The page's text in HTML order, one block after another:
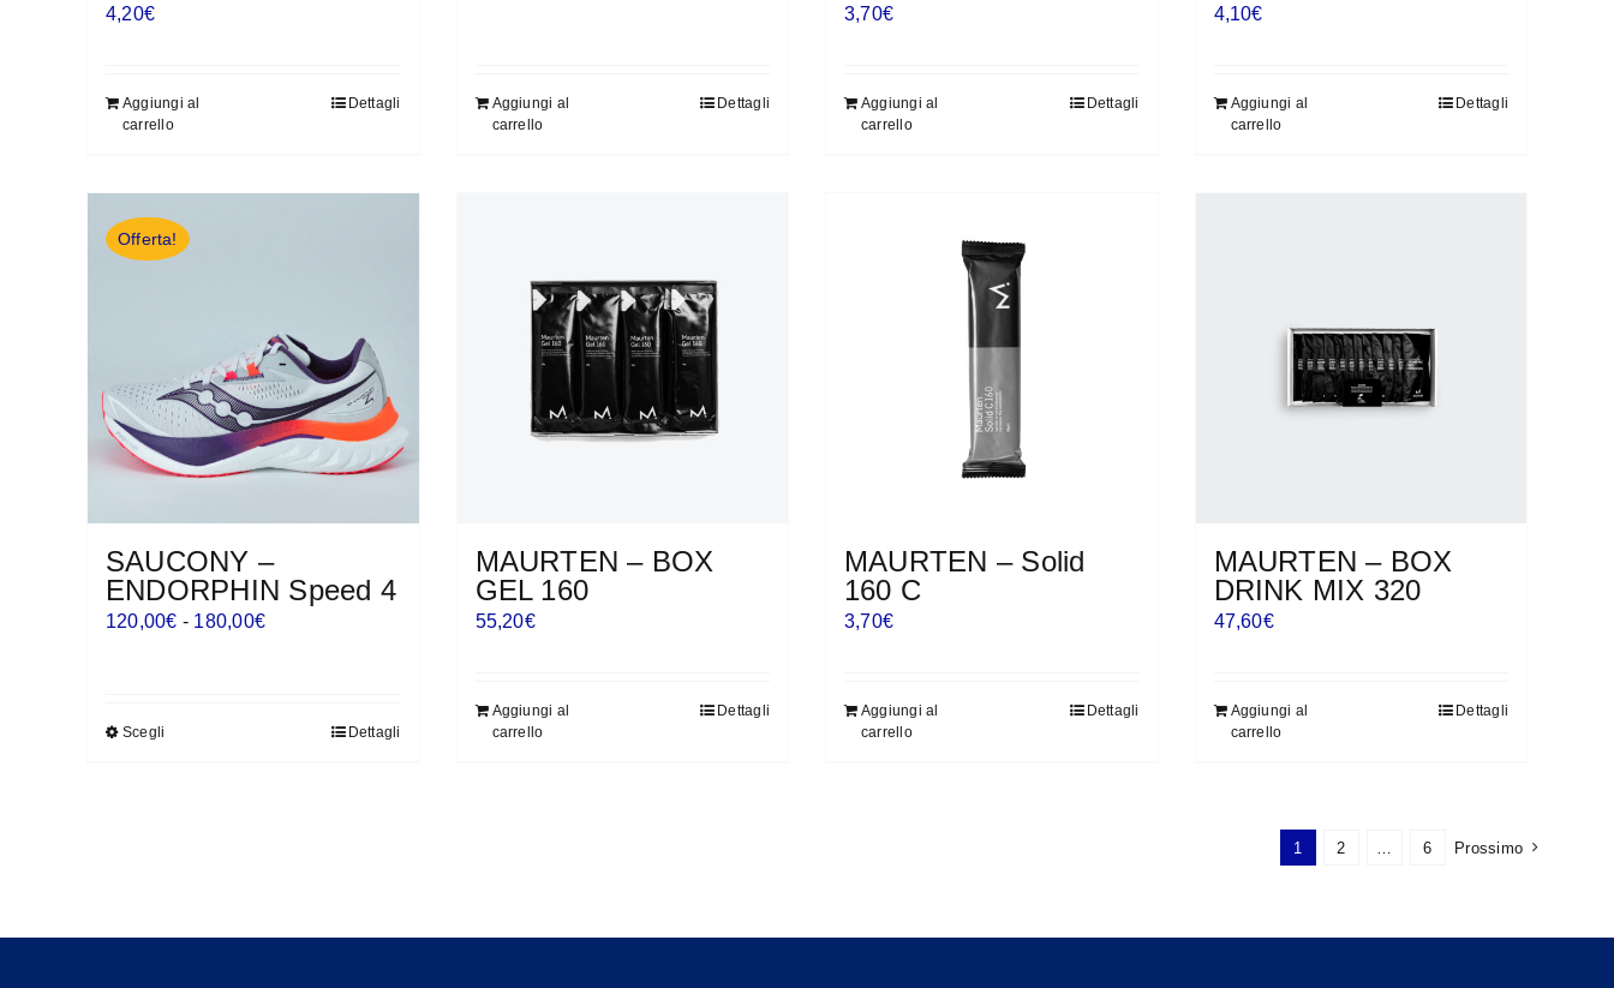
4,20€
Aggiungi al
carrello
Dettagli
Aggiungi al
carrello
Dettagli
3,70€
Aggiungi al
carrello
Dettagli
4,10€
Aggiungi al
carrello
Dettagli
Offerta!
SAUCONY –
ENDORPHIN Speed 4
120,00€ - 180,00€Fascia
Scegli Dettagli
MAURTEN – BOX
GEL 160
55,20€
Aggiungi al
carrello
Dettagli
MAURTEN – Solid
160 C
3,70€
Aggiungi al
carrello
Dettagli
MAURTEN – BOX
DRINK MIX 320
47,60€
Aggiungi al
carrello
Dettagli
1 2 6 Prossimo